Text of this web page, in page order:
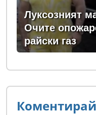
Луксозният
Очите
райски газ
Коментирай